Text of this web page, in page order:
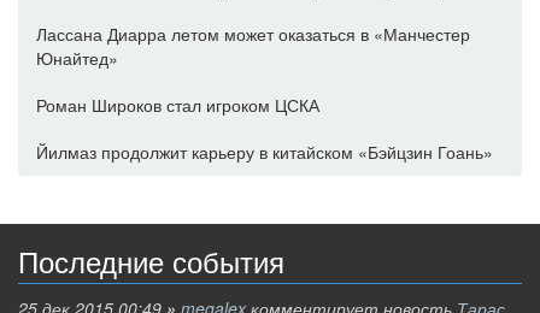
Лассана Диарра летом может оказаться в «Манчестер
Юнайтед»
Роман Широков стал игроком ЦСКА
Йилмаз продолжит карьеру в китайском «Бэйцзин Гоань»
Последние события
25 дек 2015 00:49 » megalex комментирует новость Тарас